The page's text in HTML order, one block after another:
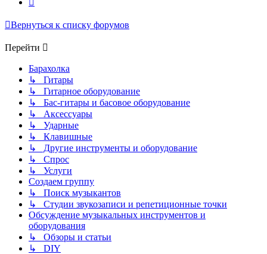
Вернуться к списку форумов
Перейти
Барахолка
↳ Гитары
↳ Гитарное оборудование
↳ Бас-гитары и басовое оборудование
↳ Аксессуары
↳ Ударные
↳ Клавишные
↳ Другие инструменты и оборудование
↳ Спрос
↳ Услуги
Создаем группу
↳ Поиск музыкантов
↳ Студии звукозаписи и репетиционные точки
Обсуждение музыкальных инструментов и
оборудования
↳ Обзоры и статьи
↳ DIY